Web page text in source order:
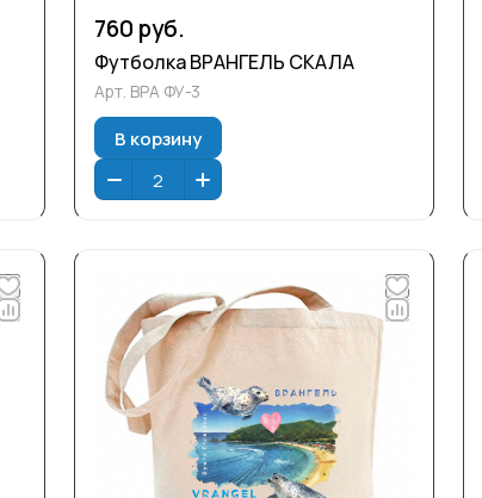
760 руб.
Футболка ВРАНГЕЛЬ СКАЛА
Арт. ВРА ФУ-3
В корзину